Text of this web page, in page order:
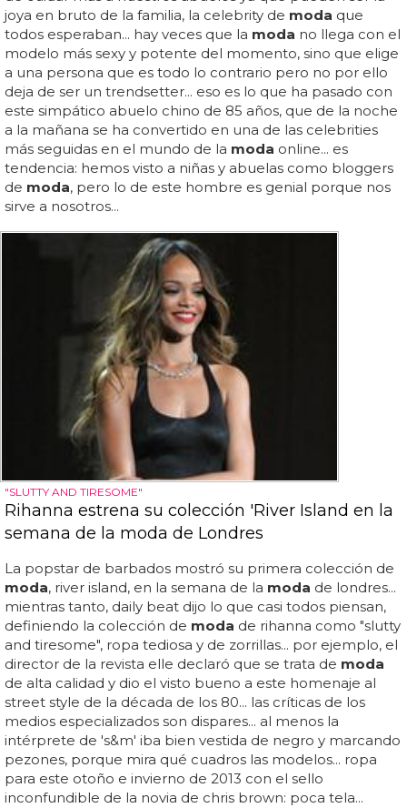
joya en bruto de la familia, la celebrity de moda que
todos esperaban... hay veces que la moda no llega con el
modelo más sexy y potente del momento, sino que elige
a una persona que es todo lo contrario pero no por ello
deja de ser un trendsetter... eso es lo que ha pasado con
este simpático abuelo chino de 85 años, que de la noche
a la mañana se ha convertido en una de las celebrities
más seguidas en el mundo de la moda online... es
tendencia: hemos visto a niñas y abuelas como bloggers
de moda, pero lo de este hombre es genial porque nos
sirve a nosotros...
"SLUTTY AND TIRESOME"
Rihanna estrena su colección 'River Island en la
semana de la moda de Londres
La popstar de barbados mostró su primera colección de
moda, river island, en la semana de la moda de londres...
mientras tanto, daily beat dijo lo que casi todos piensan,
definiendo la colección de moda de rihanna como "slutty
and tiresome", ropa tediosa y de zorrillas... por ejemplo, el
director de la revista elle declaró que se trata de moda
de alta calidad y dio el visto bueno a este homenaje al
street style de la década de los 80... las críticas de los
medios especializados son dispares... al menos la
intérprete de 's&m' iba bien vestida de negro y marcando
pezones, porque mira qué cuadros las modelos... ropa
para este otoño e invierno de 2013 con el sello
inconfundible de la novia de chris brown: poca tela...